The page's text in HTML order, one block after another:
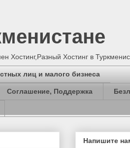
Хостинг,Разный Хостинг в
лиц и малого бизнеса
Соглашение, Поддержка
Напишите